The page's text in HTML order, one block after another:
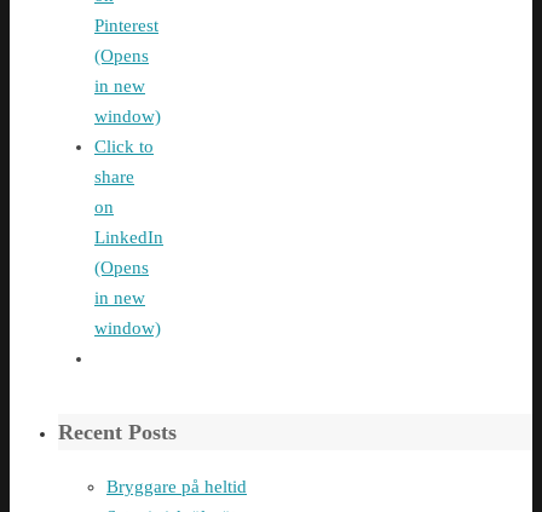
Pinterest
(Opens
in new
window)
Click to
share
on
LinkedIn
(Opens
in new
window)
Recent Posts
Bryggare på heltid